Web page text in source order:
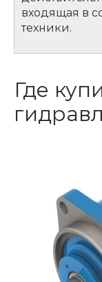
входящая в
техники.
Где